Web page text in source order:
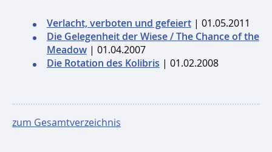
Verlacht, verboten und gefeiert| 01.05.2011
Die Gelegenheit der Wiese / The Chance of the
Meadow| 01.04.2007
Die Rotation des Kolibris | 01.02.2008
zum Gesamtverzeichnis